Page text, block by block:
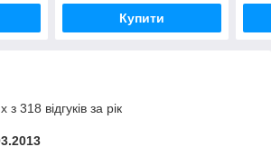
Купити
318 відгуків за рік